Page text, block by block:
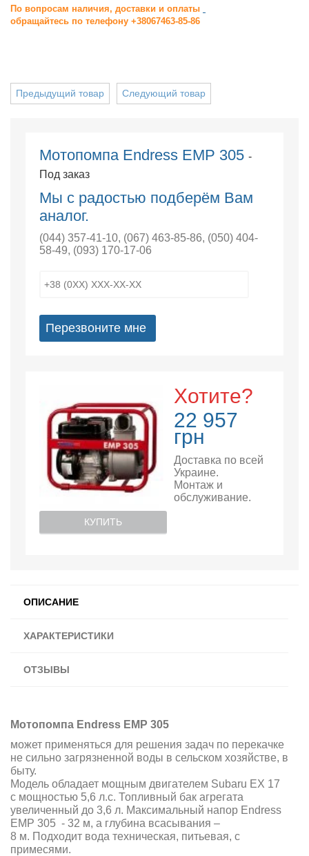
По вопросам наличия, доставки и оплаты
обращайтесь по телефону +38067463-85-86
Следующий товар
Предыдущий товар
Мотопомпа Endress EMP 305 -
Под заказ
Мы с радостью подберём Вам
аналог.
(044) 357-41-10, (067) 463-85-86, (050) 404-
58-49, (093) 170-17-06
Перезвоните мне
Хотите?
22 957
грн
Доставка по всей
Украине.
Монтаж и
обслуживание.
КУПИТЬ
ОПИСАНИЕ
ХАРАКТЕРИСТИКИ
ОТЗЫВЫ
Мотопомпа Endress EMP 305
может применяться для решения задач по перекачке
не сильно загрязненной воды в сельском хозяйстве, в
быту.
Модель обладает мощным двигателем Subaru EX 17
с мощностью 5,6 л.с. Топливный бак агрегата
увеличенный до 3,6 л. Максимальный напор Endress
EMP 305 - 32 м, а глубина всасывания –
8 м. Подходит вода техническая, питьевая, с
примесями.